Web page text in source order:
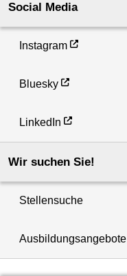
Social Media
Instagram
Bluesky
LinkedIn
Wir suchen Sie!
Stellensuche
Ausbildungsangebote